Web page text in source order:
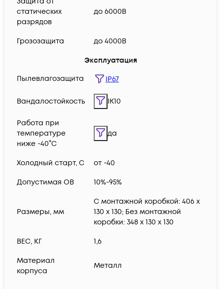
статических
разрядов
до 6000В
Грозозащита до 4000В
Эксплуатация
Пылевлагозащита
IP67
Вандалостойкость IK10
Работа при
температуре
ниже -40°C
да
Холодный старт, C от -40
Допустимая ОВ 10%-95%
Размеры, мм
С монтажной коробкой: 406 x
130 x 130; Без монтажной
коробки: 348 x 130 x 130
ВЕС, КГ 1,6
Материал
корпуса
Металл